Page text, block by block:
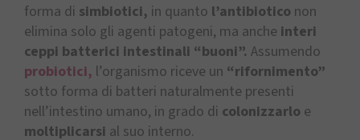
forma di simbiotici, in quanto l’antibiotico non
elimina solo gli agenti patogeni, ma anche interi
ceppi batterici intestinali “buoni”. Assumendo
probiotici, l’organismo riceve un “rifornimento”
sotto forma di batteri naturalmente presenti
nell’intestino umano, in grado di colonizzarlo e
moltiplicarsi al suo interno.